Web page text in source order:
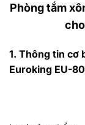
Phòng tắm
1. Thông tin cơ
Euroking EU-